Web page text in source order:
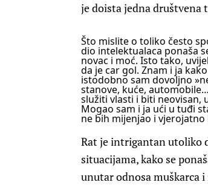
je doista jedna društvena
Što mislite o toliko često
dio intelektualaca ponaša
novac i moć. Isto tako,
da je car gol. Znam i ja
istodobno sam dovoljno
stanove, kuće,
služiti vlasti i biti neovisan,
Mogao sam i ja ući u tuđi
ne bih mijenjao i
Rat je intrigantan utoliko
situacijama, kako se
unutar odnosa muškarca